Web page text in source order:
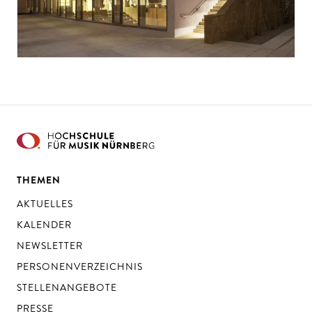
THEMEN
AKTUELLES
KALENDER
NEWSLETTER
PERSONENVERZEICHNIS
STELLENANGEBOTE
PRESSE